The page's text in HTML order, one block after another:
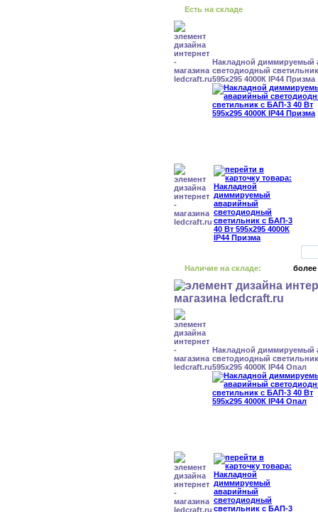
Есть на складе
Накладной диммируемый
светодиодный
595x295 4000К IP44 Призма
Наличие на складе: более
Накладной диммируемый
светодиодный
595x295 4000К IP44 Опал